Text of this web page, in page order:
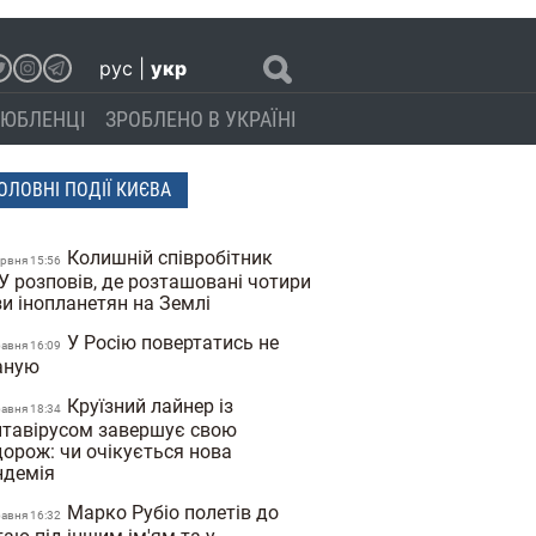
рус укр
ЗРОБЛЕНО В УКРАЇНІ
ПОДІЇ КИЄВА
15:56
Колишній співробітник
розповів, де розташовані чотири
інопланетян на Землі
16:09 У Росію повертатись не
18:34 Круїзний лайнер із
завершує свою
чи очікується нова
16:32
Марко Рубіо полетів до